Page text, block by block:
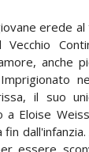
erede
anche
il suo
Eloise
essere